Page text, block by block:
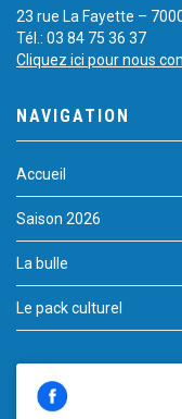
23 rue La Fayette –
Tél.: 03 84 75 36 37
Cliquez ici pour nous
NAVIGATION
Accueil
Saison 2026
La bulle
Le pack culturel